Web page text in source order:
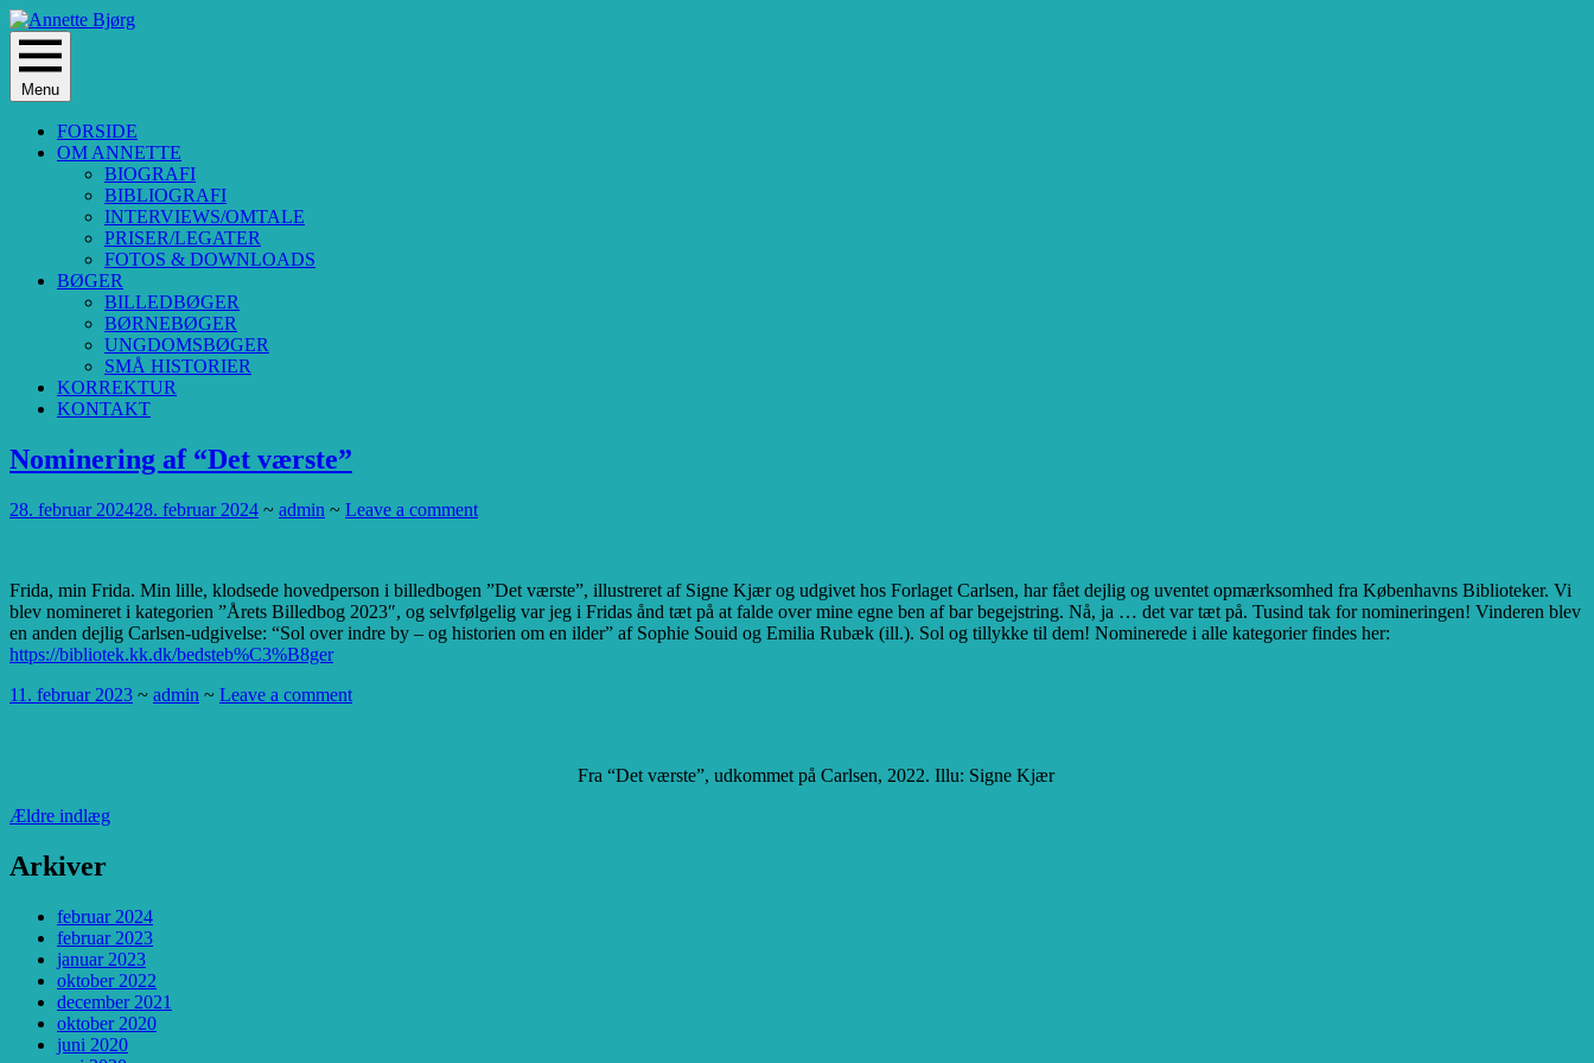
Skip
to
content
Annette Bjørg
Børnebogsforfatter, forfatter, børnebøger, børnelitteratur, forfatterskolen for børnelitteratur
Menu
FORSIDE
OM ANNETTE
BIOGRAFI
BIBLIOGRAFI
INTERVIEWS/OMTALE
PRISER/LEGATER
FOTOS & DOWNLOADS
BØGER
BILLEDBØGER
BØRNEBØGER
UNGDOMSBØGER
SMÅ HISTORIER
KORREKTUR
KONTAKT
Nominering af “Det værste”
28. februar 202428. februar 2024 ~ admin ~ Leave a comment
Frida, min Frida. Min lille, klodsede hovedperson i billedbogen ”Det værste”, illustreret af Signe Kjær og udgivet hos Forlaget Carlsen, har fået dejlig og uventet opmærksomhed fra Københavns Biblioteker. Vi
blev nomineret i kategorien ”Årets Billedbog 2023″, og selvfølgelig var jeg i Fridas ånd tæt på at falde over mine egne ben af bar begejstring. Nå, ja … det var tæt på. Tusind tak for nomineringen! Vinderen blev
en anden dejlig Carlsen-udgivelse: “Sol over indre by – og historien om en ilder” af Sophie Souid og Emilia Rubæk (ill.). Sol og tillykke til dem! Nominerede i alle kategorier findes her:
https://bibliotek.kk.dk/bedsteb%C3%B8ger
11. februar 2023 ~ admin ~ Leave a comment
Fra “Det værste”, udkommet på Carlsen, 2022. Illu: Signe Kjær
Navigation
til
indlæg
Ældre indlæg
Arkiver
februar 2024
februar 2023
januar 2023
oktober 2022
december 2021
oktober 2020
juni 2020